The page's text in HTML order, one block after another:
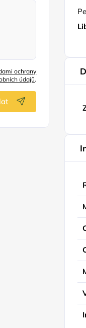
ochrany
údajů.